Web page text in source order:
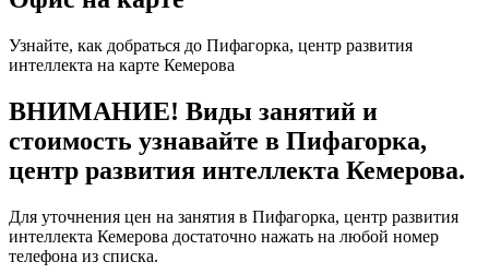
Узнайте, как добраться до Пифагорка, центр развития
интеллекта на карте Кемерова
ВНИМАНИЕ! Виды занятий и
стоимость узнавайте в Пифагорка,
центр развития интеллекта Кемерова.
Для уточнения цен на занятия в Пифагорка, центр развития
интеллекта Кемерова достаточно нажать на любой номер
телефона из списка.